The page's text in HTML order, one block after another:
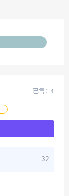
已售：1
32